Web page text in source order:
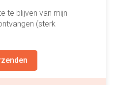
te blijven van mijn
(sterk